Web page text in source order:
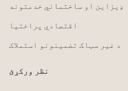
ډیزاین او ساختماني خدمتونه
اقتصادي پراختیا
د غیر سټاک تضمینونو استملاک
نظر ورکړئ